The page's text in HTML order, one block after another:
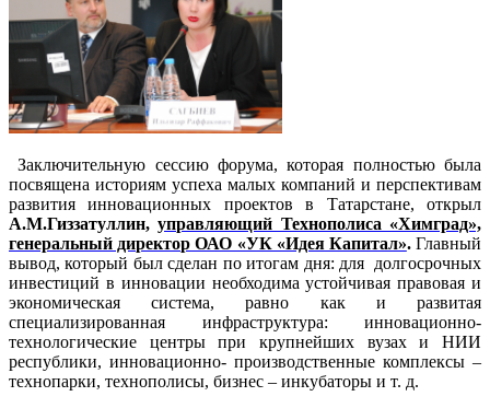
Заключительную сессию форума, которая полностью была
посвящена историям успеха малых компаний и перспективам
развития инновационных проектов в Татарстане, открыл
А.М.Гиззатуллин,управляющий Технополиса «Химград»,
генеральный директор ОАО «УК «Идея Капитал».Главный
вывод, который был сделан по итогам дня: для долгосрочных
инвестиций в инновации необходима устойчивая правовая и
экономическая система, равно как и развитая
специализированная инфраструктура: инновационно-
технологические центры при крупнейших вузах и НИИ
республики, инновационно- производственные комплексы –
технопарки, технополисы, бизнес – инкубаторы и т. д.